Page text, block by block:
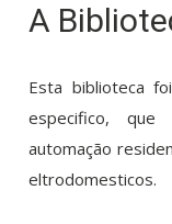
A
Esta biblioteca
especifico,
automação
eltrodomesticos.